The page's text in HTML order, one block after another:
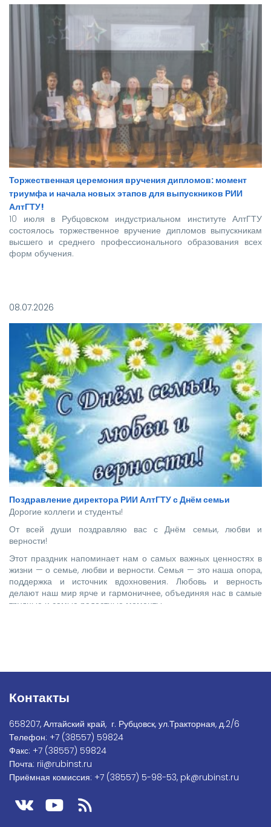
Торжественная церемония вручения дипломов: момент
триумфа и начала новых этапов для выпускников РИИ
АлтГТУ!
10 июля в Рубцовском индустриальном институте АлтГТУ
состоялось торжественное вручение дипломов выпускникам
высшего и среднего профессионального образования всех
форм обучения.
высококвалифицированных специалистов, которым предстоит
стать надежной опорой и строить будущее нашей великой
страны.
08.07.2026
Поздравление директора РИИ АлтГТУ с Днём семьи
Дорогие коллеги и студенты!
От всей души поздравляю вас с Днём семьи, любви и
верности!
Этот праздник напоминает нам о самых важных ценностях в
жизни — о семье, любви и верности. Семья — это наша опора,
поддержка и источник вдохновения. Любовь и верность
делают наш мир ярче и гармоничнее, объединяя нас в самые
трудные и самые радостные моменты.
Контакты
658207, Алтайский край, г. Рубцовск, ул.Тракторная, д.2/6
Телефон: +7 (38557) 59824
Факс: +7 (38557) 59824
Почта: rii@rubinst.ru
Приёмная комиссия: +7 (38557) 5-98-53, pk@rubinst.ru